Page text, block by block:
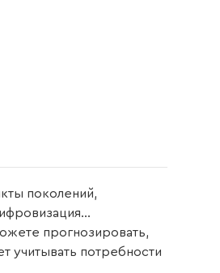
поколений,
прогнозировать,
учитывать потребности